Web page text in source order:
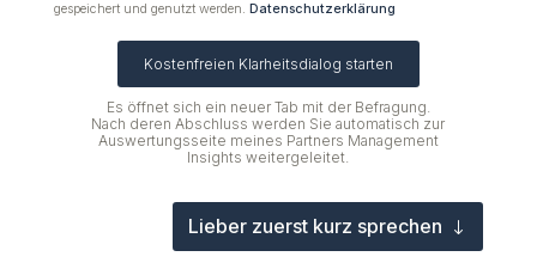
gespeichert und genutzt werden. Datenschutzerklärung
Kostenfreien Klarheitsdialog starten
Es öffnet sich ein neuer Tab mit der Befragung.
Nach deren Abschluss werden Sie automatisch zur
Auswertungsseite meines Partners Management
Insights weitergeleitet.
Lieber zuerst kurz sprechen